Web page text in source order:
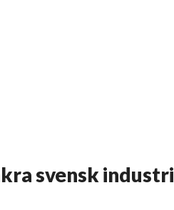
svensk industri